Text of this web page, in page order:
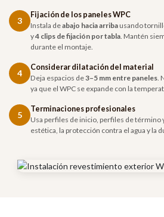
3
Fijación de los paneles WPC
Instala deabajo hacia arriba usando
y4 clips de fijación por tabla. Mantén
durante el montaje.
4
Considerar dilatación del material
Deja espacios de3–5 mm entre paneles
ya que el WPC se expande con la
5
Terminaciones profesionales
Usa perfiles de inicio, perfiles de término
estética, la protección contra el agua y la